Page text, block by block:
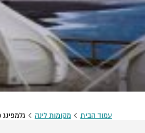
עמוד הבית מקומות לינה גלמפינג 420-